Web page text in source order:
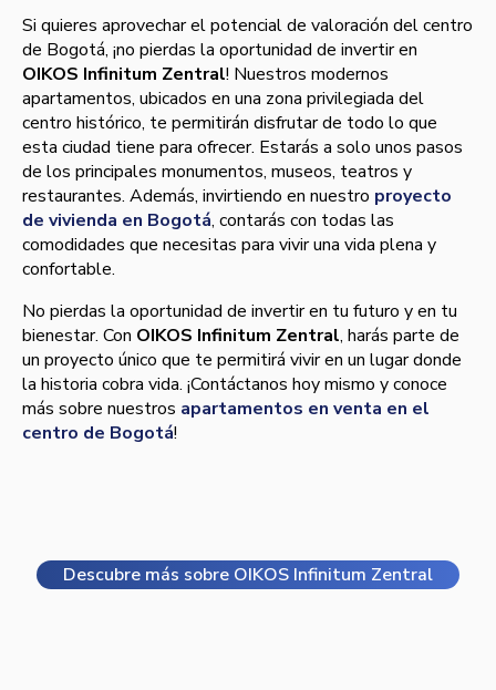
Si quieres aprovechar el potencial de valoración del centro
de Bogotá, ¡no pierdas la oportunidad de invertir en
OIKOS Infinitum Zentral! Nuestros modernos
apartamentos, ubicados en una zona privilegiada del
centro histórico, te permitirán disfrutar de todo lo que
esta ciudad tiene para ofrecer. Estarás a solo unos pasos
de los principales monumentos, museos, teatros y
restaurantes. Además, invirtiendo en nuestro proyecto
de vivienda en Bogotá, contarás con todas las
comodidades que necesitas para vivir una vida plena y
confortable.
No pierdas la oportunidad de invertir en tu futuro y en tu
bienestar. Con OIKOS Infinitum Zentral, harás parte de
un proyecto único que te permitirá vivir en un lugar donde
la historia cobra vida. ¡Contáctanos hoy mismo y conoce
más sobre nuestros apartamentos en venta en el
centro de Bogotá!
Descubre más sobre OIKOS Infinitum Zentral